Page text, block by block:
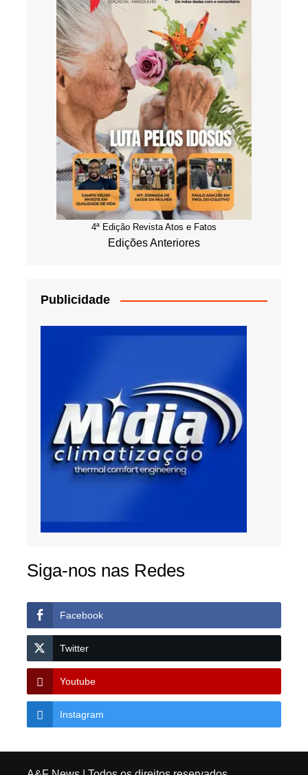
4ª Edição Revista Atos e Fatos
Edições Anteriores
Publicidade
Siga-nos nas Redes
Facebook
Twitter
Youtube
Instagram